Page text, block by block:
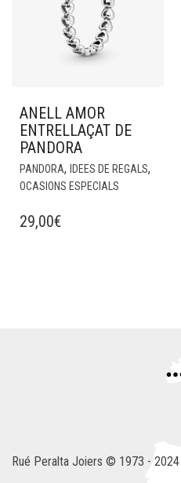
ANELL AMOR
ENTRELLAÇAT DE
PANDORA
PANDORA, IDEES DE REGALS,
OCASIONS ESPECIALS
29,00€
Rué Peralta Joiers © 1973 - 2024